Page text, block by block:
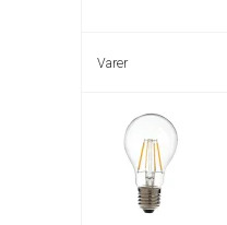
Varer